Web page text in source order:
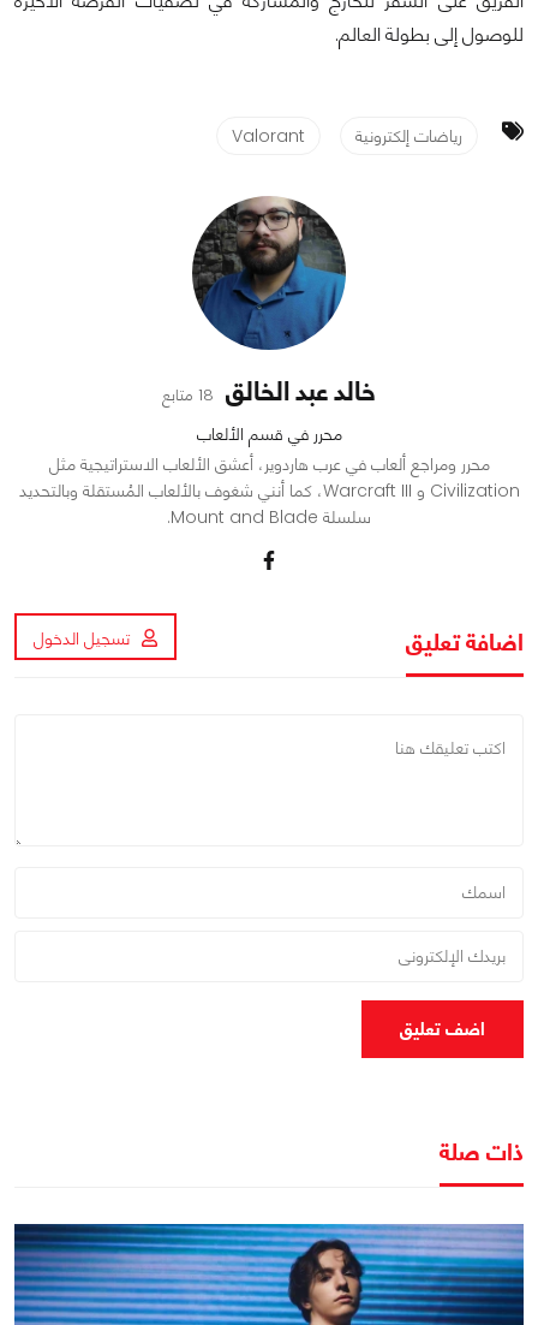
للوصول إلى بطولة العالم.
رياضات إلكترونية Valorant
خالد عبد الخالق 18 متابع
محرر في قسم الألعاب
محرر ومراجع ألعاب في عرب هاردوير، أعشق الألعاب الاستراتيجية مثل
Civilization و Warcraft III، كما أنني شغوف بالألعاب المُستقلة وبالتحديد
سلسلة Mount and Blade.
اضافة تعليق تسجيل الدخول
اضف تعليق
ذات صلة